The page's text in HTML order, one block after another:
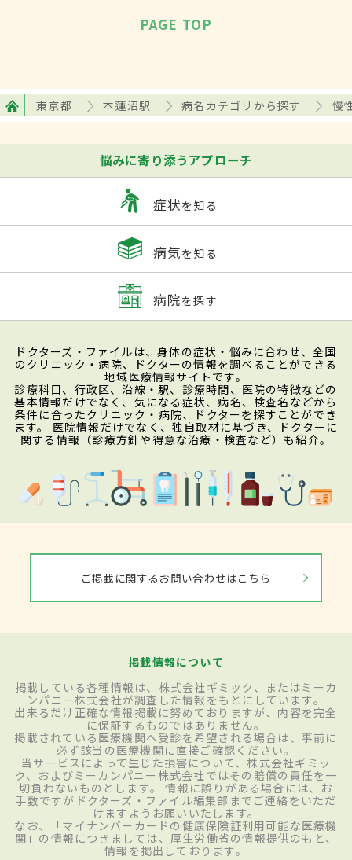
PAGE TOP
東京都 本蓮沼駅 病名カテゴリから探す 慢
悩みに寄り添うアプローチ
症状を知る
病気を知る
病院を探す
ドクターズ・ファイルは、身体の症状・悩みに合わせ、全国
のクリニック・病院、ドクターの情報を調べることができる
地域医療情報サイトです。
診療科目、行政区、沿線・駅、診療時間、医院の特徴などの
基本情報だけでなく、気になる症状、病名、検査名などから
条件に合ったクリニック・病院、ドクターを探すことができ
ます。 医院情報だけでなく、独自取材に基づき、ドクターに
関する情報（診療方針や得意な治療・検査など）も紹介。
ご掲載に関するお問い合わせはこちら
掲載情報について
掲載している各種情報は、株式会社ギミック、またはミーカ
ンパニー株式会社が調査した情報をもとにしています。
出来るだけ正確な情報掲載に努めておりますが、内容を完全
に保証するものではありません。
掲載されている医療機関へ受診を希望される場合は、事前に
必ず該当の医療機関に直接ご確認ください。
当サービスによって生じた損害について、株式会社ギミッ
ク、およびミーカンパニー株式会社ではその賠償の責任を一
切負わないものとします。 情報に誤りがある場合には、お
手数ですがドクターズ・ファイル編集部までご連絡をいただ
けますようお願いいたします。
なお、「マイナンバーカードの健康保険証利用可能な医療機
関」の情報につきましては、厚生労働省の情報提供のもと、
情報を掲出しております。